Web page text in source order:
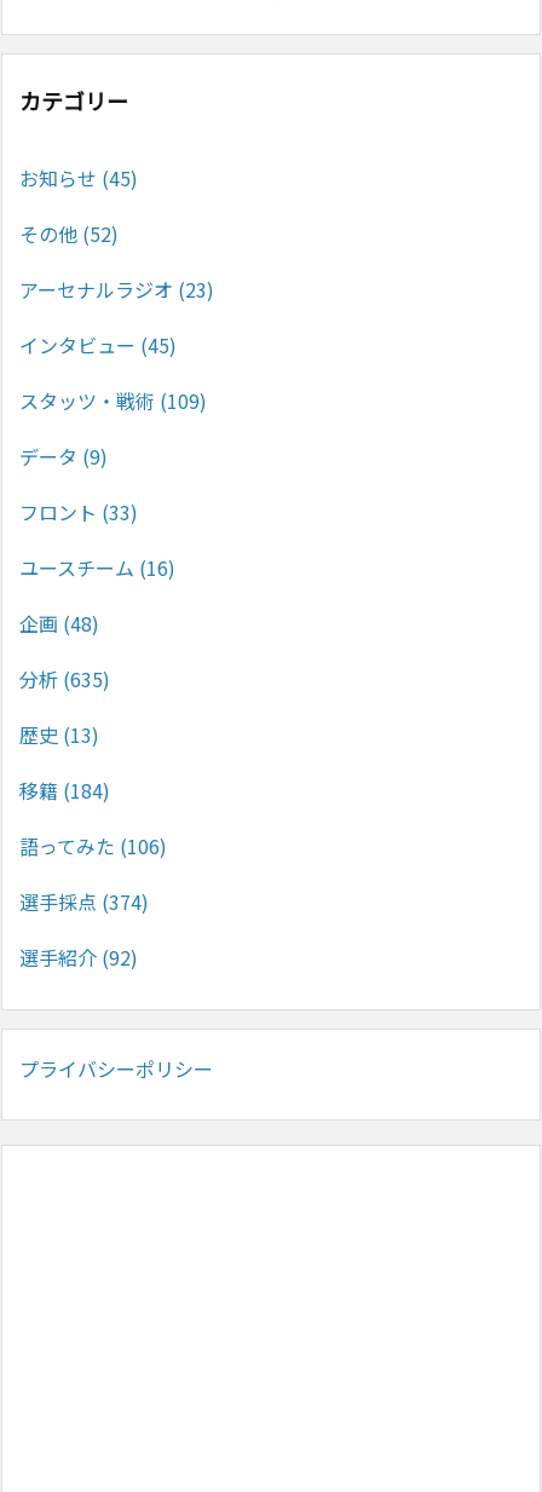
カテゴリー
お知らせ (45)
その他 (52)
アーセナルラジオ (23)
インタビュー (45)
スタッツ・戦術 (109)
データ (9)
フロント (33)
ユースチーム (16)
企画 (48)
分析 (635)
歴史 (13)
移籍 (184)
語ってみた (106)
選手採点 (374)
選手紹介 (92)
プライバシーポリシー